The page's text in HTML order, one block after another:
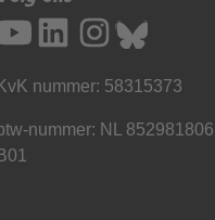
KvK nummer: 58315373
nummer: NL 852981806
B01